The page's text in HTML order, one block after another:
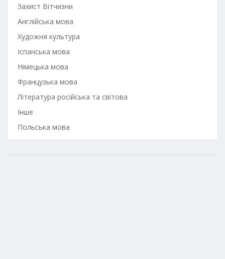
Захист Вітчизни
Англійська мова
Художня культура
Іспанська мова
Німецька мова
Французька мова
Література російська та світова
Інше
Польська мова